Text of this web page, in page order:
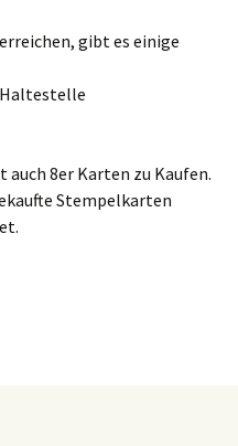
gibt es einige
auch 8er Karten zu Kaufen.
Stempelkarten